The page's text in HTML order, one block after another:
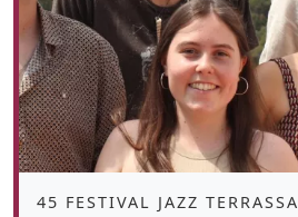
Àmbit
45 FESTIVAL JAZZ TERRASSA